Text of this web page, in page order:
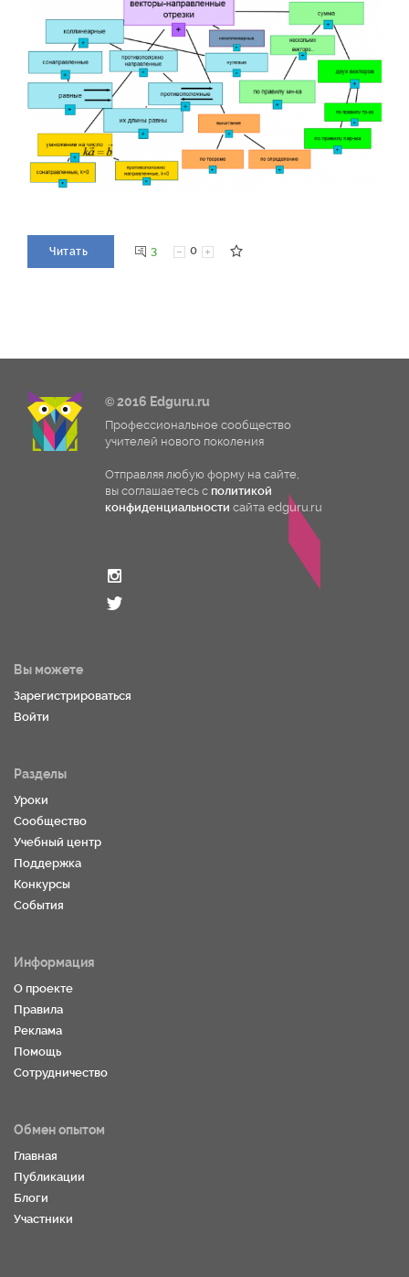
Читать 3 0
© 2016 Edguru.ru
Профессиональное сообщество
учителей нового поколения
Отправляя любую форму на сайте,
вы соглашаетесь с политикой
конфиденциальности сайта edguru.ru
Вы можете
Зарегистрироваться
Войти
Разделы
Уроки
Сообщество
Учебный центр
Поддержка
Конкурсы
События
Информация
О проекте
Правила
Реклама
Помощь
Сотрудничество
Обмен опытом
Главная
Публикации
Блоги
Участники